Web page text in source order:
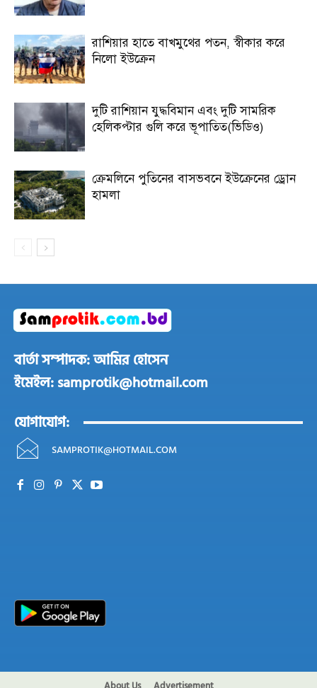
রাশিয়ার হাতে বাখমুথের পতন, স্বীকার করে
নিলো ইউক্রেন
দুটি রাশিয়ান যুদ্ধবিমান এবং দুটি সামরিক
হেলিকপ্টার গুলি করে ভূপাতিত(ভিডিও)
ক্রেমলিনে পুতিনের বাসভবনে ইউক্রেনের ড্রোন
হামলা
বার্তা সম্পাদক: আমির হোসেন
ইমেইল: samprotik@hotmail.com
যোগাযোগ:
SAMPROTIK@HOTMAIL.COM